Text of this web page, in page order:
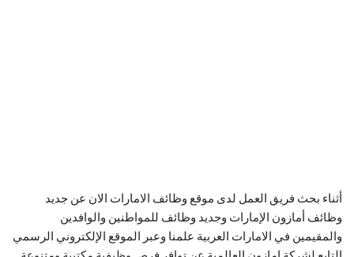
أثناء بحث فريق العمل لدى موقع وظائف الامارات الان عن جديد
وظائف أمازون الإمارات وجديد وظائف للمواطنين والوافدين
والمقيمين في الامارات العربية علمنا وعبر الموقع الإلكتروني الرسمي